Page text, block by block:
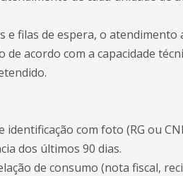
e filas de espera, o
acordo com a capacidade
com foto (RG ou
dos últimos 90 dias.
de consumo (nota fiscal,